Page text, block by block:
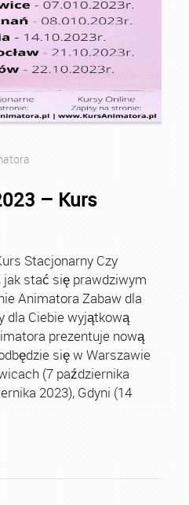
– Kurs
Stacjonarny Czy
jak stać się prawdziwym
Animatora Zabaw dla
dla Ciebie wyjątkową
prezentuje nową
się w Warszawie
(7 października
2023), Gdyni (14